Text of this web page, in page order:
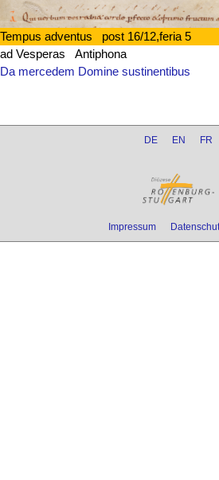
Tempus adventus post 16/12,feria 5
ad Vesperas Antiphona
Da mercedem Domine sustinentibus
DE EN FR
Impressum